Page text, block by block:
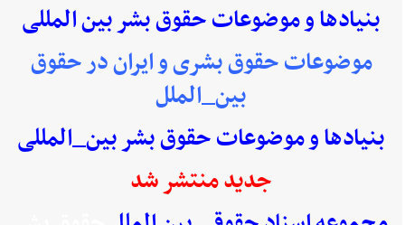
بنیادها و موضوعات حقوق بشر بین المللی
موضوعات حقوق بشری و ایران در حقوق
بین_الملل
بنیادها و موضوعات حقوق بشر بین_المللی
جدید منتشر شد